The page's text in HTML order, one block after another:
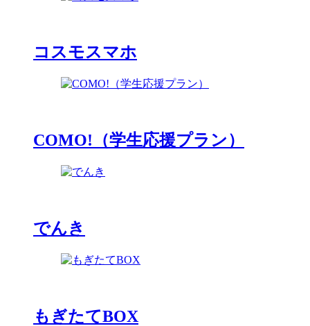
コスモスマホ
COMO!（学生応援プラン）
でんき
もぎたてBOX